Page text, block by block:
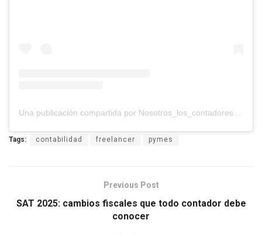
Tags: contabilidad freelancer pymes
Previous Post
SAT 2025: cambios fiscales que todo contador debe
conocer